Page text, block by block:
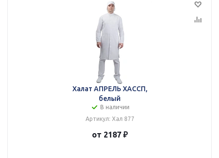
Халат АПРЕЛЬ ХАССП,
белый
В наличии
Артикул: Хал 877
от 2187 ₽